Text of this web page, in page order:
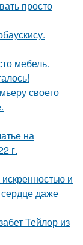
просто
мебель.
своего
на
г.
и
сердце даже
Тейлор из